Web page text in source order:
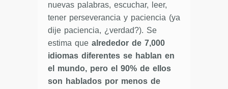
nuevas palabras, escuchar, leer,
tener perseverancia y paciencia (ya
dije paciencia, ¿verdad?). Se
estima que alrededor de 7,000
idiomas diferentes se hablan en
el mundo, pero el 90% de ellos
son hablados por menos de